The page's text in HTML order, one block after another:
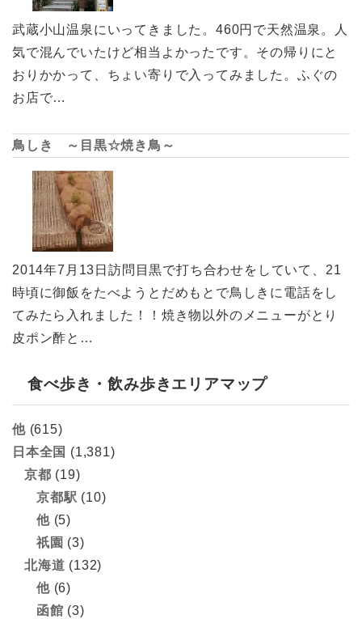
武蔵小山温泉にいってきました。460円で天然温泉。人
気で混んでいたけど相当よかったです。その帰りにと
おりかかって、ちょい寄りで入ってみました。ふぐの
お店で…
鳥しき ～目黒☆焼き鳥～
2014年7月13日訪問目黒で打ち合わせをしていて、21
時頃に御飯をたべようとだめもとで鳥しきに電話をし
てみたら入れました！！焼き物以外のメニューがとり
皮ポン酢と…
食べ歩き・飲み歩きエリアマップ
他(615)
日本全国 (1,381)
京都 (19)
京都駅 (10)
他(5)
祇園 (3)
北海道 (132)
他(6)
函館 (3)